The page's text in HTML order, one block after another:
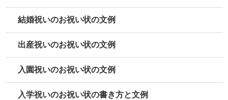
結婚祝いのお祝い状の文例
出産祝いのお祝い状の文例
入園祝いのお祝い状の文例
入学祝いのお祝い状の書き方と文例